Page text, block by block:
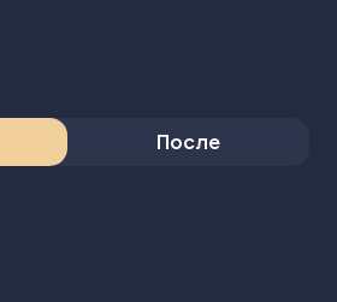
После